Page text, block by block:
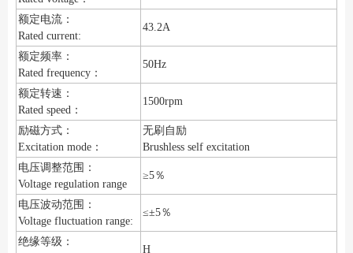
额定电流：
Rated current:
43.2A
额定频率：
Rated frequency：
50Hz
额定转速：
Rated speed：
1500rpm
励磁方式：
Excitation mode：
无刷自励
Brushless self excitation
电压调整范围：
Voltage regulation range
≥5％
电压波动范围：
Voltage fluctuation range:
≤±5％
绝缘等级：
H